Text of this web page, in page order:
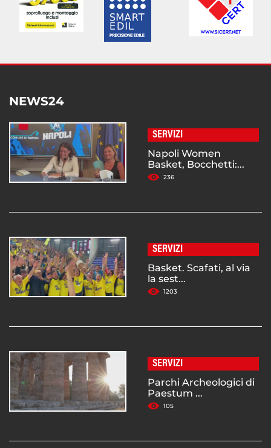
NEWS24
SERVIZI
Napoli Women
Basket, Bocchetti:...
236
SERVIZI
Basket. Scafati, al via
la sest...
1203
SERVIZI
Parchi Archeologici di
Paestum ...
105